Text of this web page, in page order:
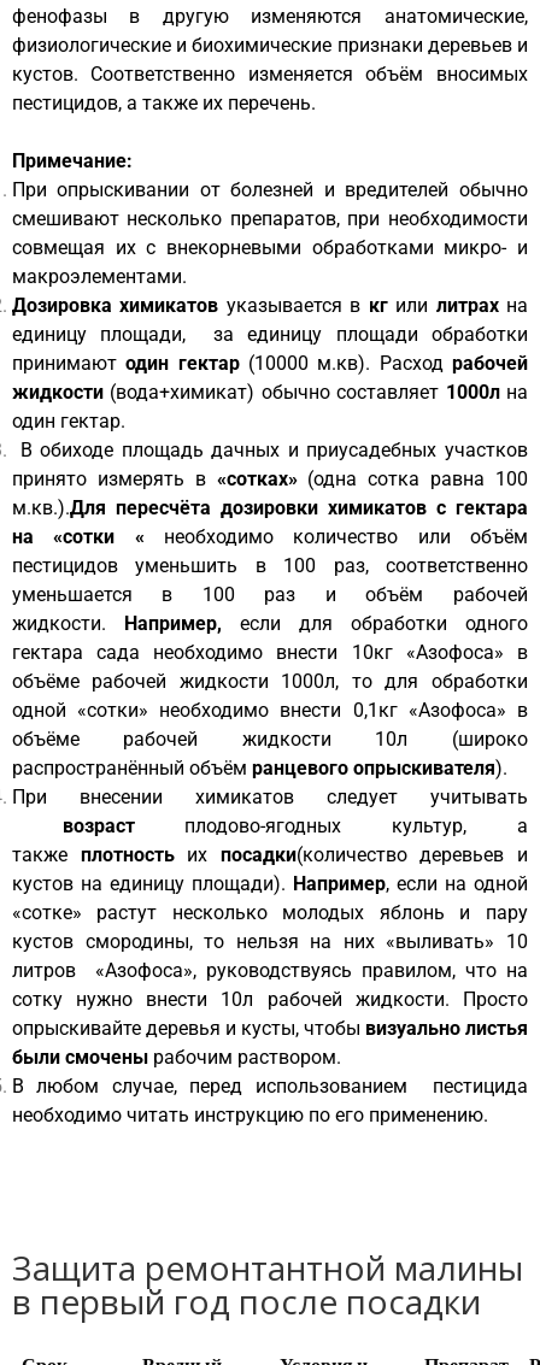
фенофазы в другую изменяются анатомические,
физиологические и биохимические признаки деревьев и
кустов. Соответственно изменяется объём вносимых
пестицидов, а также их перечень.
Примечание:
При опрыскивании от болезней и вредителей обычно
смешивают несколько препаратов, при необходимости
совмещая их с внекорневыми обработками микро- и
макроэлементами.
Дозировка химикатов указывается в кгили литрахна
единицу площади, за единицу площади обработки
принимаютодин гектар (10000 м.кв). Расходрабочей
жидкости (вода+химикат) обычно составляет 1000л на
один гектар.
В обиходе площадь дачных и приусадебных участков
принято измерять в «сотках» (одна сотка равна 100
м.кв.).Для пересчёта дозировки химикатов с гектара
на «сотки « необходимо количество или объём
пестицидов уменьшить в 100 раз, соответственно
уменьшается в 100 раз и объём рабочей
жидкости. Например, если для обработки одного
гектара сада необходимо внести 10кг «Азофоса» в
объёме рабочей жидкости 1000л, то для обработки
одной «сотки» необходимо внести 0,1кг «Азофоса» в
объёме рабочей жидкости 10л (широко
распространённый объём ранцевого опрыскивателя).
При внесении химикатов следует учитывать
возраст плодово-ягодных культур, а
также плотность их посадки(количество деревьев и
кустов на единицу площади). Например, если на одной
«сотке» растут несколько молодых яблонь и пару
кустов смородины, то нельзя на них «выливать» 10
литров «Азофоса», руководствуясь правилом, что на
сотку нужно внести 10л рабочей жидкости. Просто
опрыскивайте деревья и кусты, чтобы визуально листья
были смочены рабочим раствором.
В любом случае, перед использованием пестицида
необходимо читать инструкцию по его применению.
Защита ремонтантной малины
в первый год после посадки